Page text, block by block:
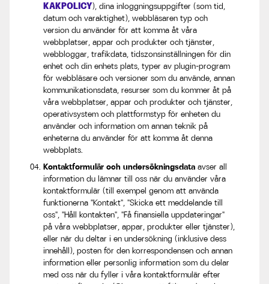
KAKPOLICY), dina inloggningsuppgifter (som tid,
datum och varaktighet), webbläsaren typ och
version du använder för att komma åt våra
webbplatser, appar och produkter och tjänster,
webbloggar, trafikdata, tidszonsinställningen för din
enhet och din enhets plats, typer av plugin-program
för webbläsare och versioner som du använde, annan
kommunikationsdata, resurser som du kommer åt på
våra webbplatser, appar och produkter och tjänster,
operativsystem och plattformstyp för enheten du
använder och information om annan teknik på
enheterna du använder för att komma åt denna
webbplats.
Kontaktformulär och undersökningsdata avser all
information du lämnar till oss när du använder våra
kontaktformulär (till exempel genom att använda
funktionerna "Kontakt", "Skicka ett meddelande till
oss", "Håll kontakten", "Få finansiella uppdateringar"
på våra webbplatser, appar, produkter eller tjänster),
eller när du deltar i en undersökning (inklusive dess
innehåll), posten för den korrespondensen och annan
information eller personlig information som du delar
med oss när du fyller i våra kontaktformulär efter